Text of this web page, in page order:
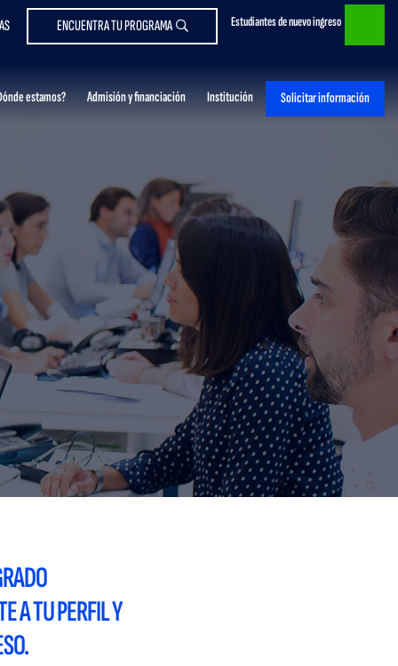
Estudiantes de nuevo ingreso
ENCUENTRA TU PROGRAMA
estamos? Admisión y financiación Institución Solicitar información
A TU PERFIL Y